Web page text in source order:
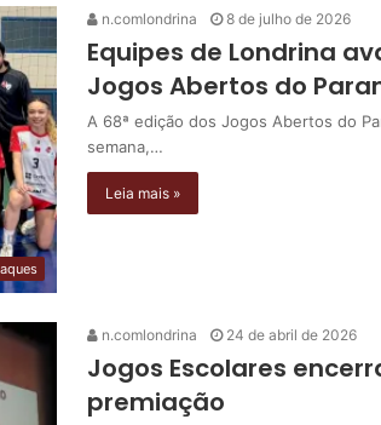
n.comlondrina 8 de julho de 2026
Equipes de Londrina
Jogos Abertos do
A 68ª edição dos Jogos Abertos do
semana,…
Leia mais »
n.comlondrina 24 de abril de 2026
Jogos Escolares
premiação